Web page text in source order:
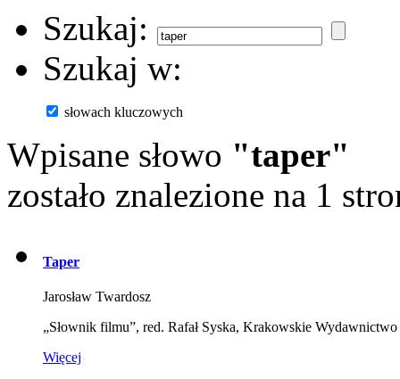
Szukaj:
Szukaj w:
słowach kluczowych
Wpisane słowo "taper"
zostało znalezione na 1
Taper
Jarosław Twardosz
„Słownik filmu”, red. Rafał Syska, Krakowskie
Więcej